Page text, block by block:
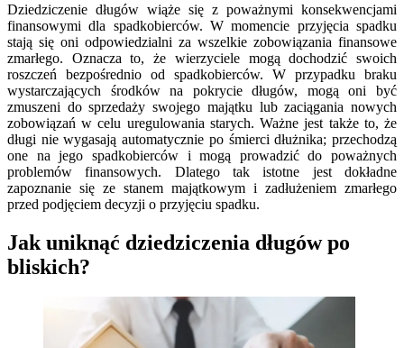
Dziedziczenie długów wiąże się z poważnymi konsekwencjami
finansowymi dla spadkobierców. W momencie przyjęcia spadku
stają się oni odpowiedzialni za wszelkie zobowiązania finansowe
zmarłego. Oznacza to, że wierzyciele mogą dochodzić swoich
roszczeń bezpośrednio od spadkobierców. W przypadku braku
wystarczających środków na pokrycie długów, mogą oni być
zmuszeni do sprzedaży swojego majątku lub zaciągania nowych
zobowiązań w celu uregulowania starych. Ważne jest także to, że
długi nie wygasają automatycznie po śmierci dłużnika; przechodzą
one na jego spadkobierców i mogą prowadzić do poważnych
problemów finansowych. Dlatego tak istotne jest dokładne
zapoznanie się ze stanem majątkowym i zadłużeniem zmarłego
przed podjęciem decyzji o przyjęciu spadku.
Jak uniknąć dziedziczenia długów po
bliskich?